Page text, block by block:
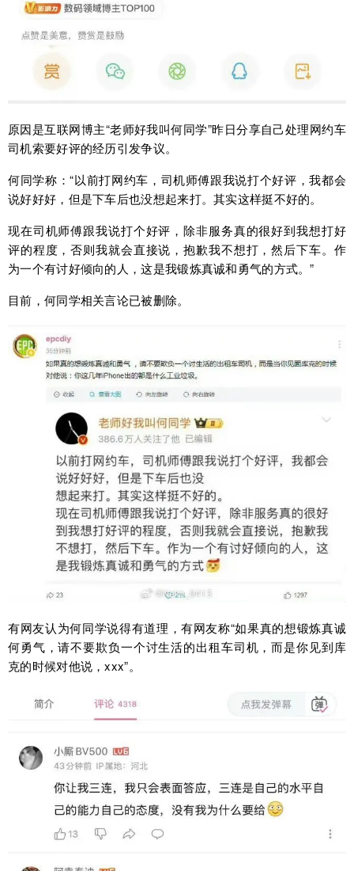
原因是互联网博主“老师好我叫何同学”昨日分享自己处理网约车
司机索要好评的经历引发争议。
何同学称：“以前打网约车，司机师傅跟我说打个好评，我都会
说好好好，但是下车后也没想起来打。其实这样挺不好的。
现在司机师傅跟我说打个好评，除非服务真的很好到我想打好
评的程度，否则我就会直接说，抱歉我不想打，然后下车。作
为一个有讨好倾向的人，这是我锻炼真诚和勇气的方式。”
目前，何同学相关言论已被删除。
有网友认为何同学说得有道理，有网友称“如果真的想锻炼真诚
何勇气，请不要欺负一个讨生活的出租车司机，而是你见到库
克的时候对他说，xxx”。